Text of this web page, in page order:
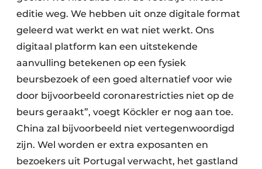
editie weg. We hebben uit onze digitale format
geleerd wat werkt en wat niet werkt. Ons
digitaal platform kan een uitstekende
aanvulling betekenen op een fysiek
beursbezoek of een goed alternatief voor wie
door bijvoorbeeld coronarestricties niet op de
beurs geraakt”, voegt Köckler er nog aan toe.
China zal bijvoorbeeld niet vertegenwoordigd
zijn. Wel worden er extra exposanten en
bezoekers uit Portugal verwacht, het gastland